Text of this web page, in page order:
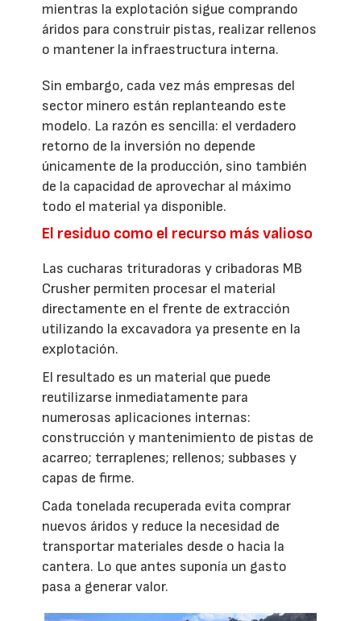
mientras la explotación sigue comprando
áridos para construir pistas, realizar rellenos
o mantener la infraestructura interna.
Sin embargo, cada vez más empresas del
sector minero están replanteando este
modelo. La razón es sencilla: el verdadero
retorno de la inversión no depende
únicamente de la producción, sino también
de la capacidad de aprovechar al máximo
todo el material ya disponible.
El residuo como el recurso más valioso
Las cucharas trituradoras y cribadoras MB
Crusher permiten procesar el material
directamente en el frente de extracción
utilizando la excavadora ya presente en la
explotación.
El resultado es un material que puede
reutilizarse inmediatamente para
numerosas aplicaciones internas:
construcción y mantenimiento de pistas de
acarreo; terraplenes; rellenos; subbases y
capas de firme.
Cada tonelada recuperada evita comprar
nuevos áridos y reduce la necesidad de
transportar materiales desde o hacia la
cantera. Lo que antes suponía un gasto
pasa a generar valor.